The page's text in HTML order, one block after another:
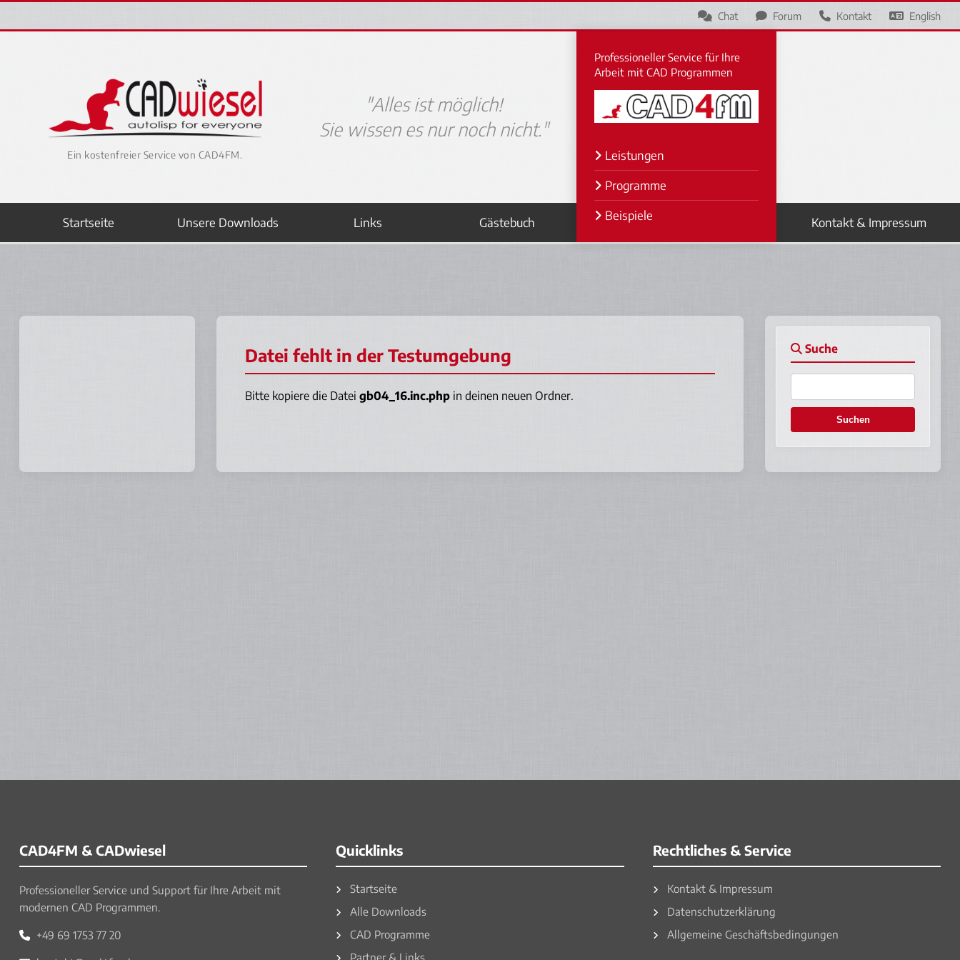
Chat Forum Kontakt English
Professioneller Service für Ihre
Arbeit mit CAD Programmen
Leistungen
Programme
Beispiele
Ein kostenfreier Service von CAD4FM.
"Alles ist möglich!
Sie wissen es nur noch nicht."
Startseite Unsere Downloads Links Gästebuch Kontakt & Impressum
Datei fehlt in der Testumgebung
Bitte kopiere die Datei gb04_16.inc.phpin deinen neuen Ordner.
Suche
CAD4FM & CADwiesel
Professioneller Service und Support für Ihre Arbeit mit
modernen CAD Programmen.
+49 69 1753 77 20
Quicklinks
Startseite
Alle Downloads
CAD Programme
Partner & Links
Rechtliches & Service
Kontakt & Impressum
Datenschutzerklärung
Allgemeine Geschäftsbedingungen